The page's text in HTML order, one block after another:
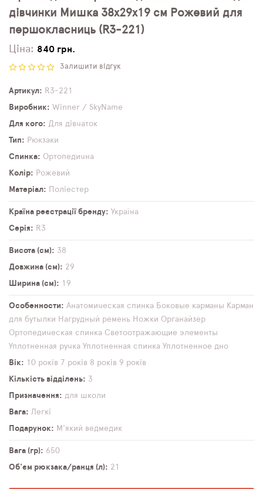
дівчинки Мишка 38х29х19 см Рожевий для
першокласниць (R3-221)
Ціна: 840 грн.
Залишити відгук
Артикул
R3-221
Виробник
Winner / SkyName
Для кого
Для дівчаток
Тип
Рюкзаки
Спинка
Ортопедична
Колір
Рожевий
Матеріал
Поліестер
Країна реєстрації бренду
Україна
Серія
R3
Висота (см)
38
Довжина (см)
29
Ширина (см)
19
Особенности Анатомическая спинка Боковые карманы Карман
для бутылки Нагрудный ремень Ножки Органайзер
Ортопедическая спинка Светоотражающие элементы
Уплотненная ручка Уплотненная спинка Уплотненное дно
Вік
10 років 7 років 8 років 9 років
Кількість відділень
3
Призначення
для школи
Вага
Легкі
Подарунок
М'який ведмедик
Вага (гр)
650
Об'єм рюкзака/ранця (л)
21